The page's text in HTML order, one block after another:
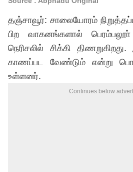
தஞ்சாவூர்: சாலையோரம்
பிற வாகனங்களால்
நெரிசலில் சிக்கி
காணப்பட வேண்டும் என்று
உள்ளனர்.
Continues below